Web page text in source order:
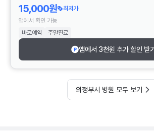
15,000원
최저가
앱에서 확인 가능
바로예약
주말진료
앱에서 3천원 추가 할인 받기
의정부시 병원 모두 보기